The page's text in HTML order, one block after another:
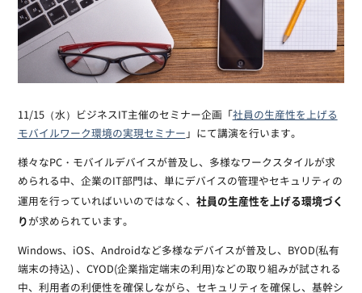
11/15（水）ビジネスIT主催のセミナー企画「 社員の生産性を上げる
モバイルワーク環境の実現セミナー 」にて講演を行います。
様々なPC・モバイルデバイスが普及し、多様なワークスタイルが求
められる中、企業のIT部門は、単にデバイスの管理やセキュリティの
運用を行っていればいいのではなく、 社員の生産性を上げる環境づく
り が求められています。
Windows、iOS、Androidなど多様なデバイスが普及し、BYOD(私有
端末の持込) 、CYOD(企業指定端末の利用)などの取り組みが試される
中、利用者の利便性を確保しながら、セキュリティを確保し、基幹シ